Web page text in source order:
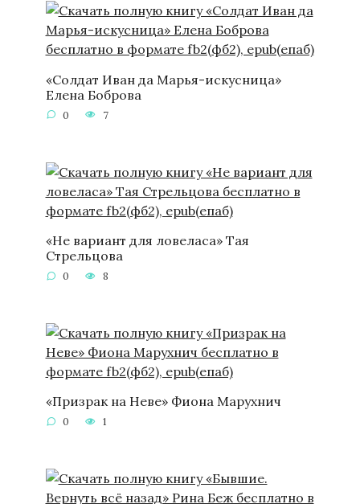
«Солдат Иван да Марья-искусница»
Елена Боброва
0 7
«Не вариант для ловеласа» Тая
Стрельцова
0 8
«Призрак на Неве» Фиона Марухнич
0 1